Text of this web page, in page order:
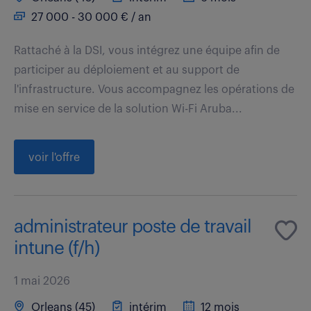
27 000 - 30 000 € / an
Rattaché à la DSI, vous intégrez une équipe afin de
participer au déploiement et au support de
l'infrastructure. Vous accompagnez les opérations de
mise en service de la solution Wi-Fi Aruba...
voir l'offre
administrateur poste de travail
intune (f/h)
1 mai 2026
Orleans (45) intérim 12 mois